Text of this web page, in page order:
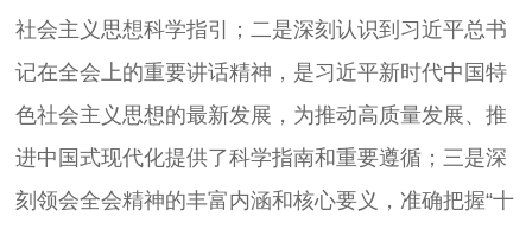
社会主义思想科学指引；二是深刻认识到习近平总书
记在全会上的重要讲话精神，是习近平新时代中国特
色社会主义思想的最新发展，为推动高质量发展、推
进中国式现代化提供了科学指南和重要遵循；三是深
刻领会全会精神的丰富内涵和核心要义，准确把握“十